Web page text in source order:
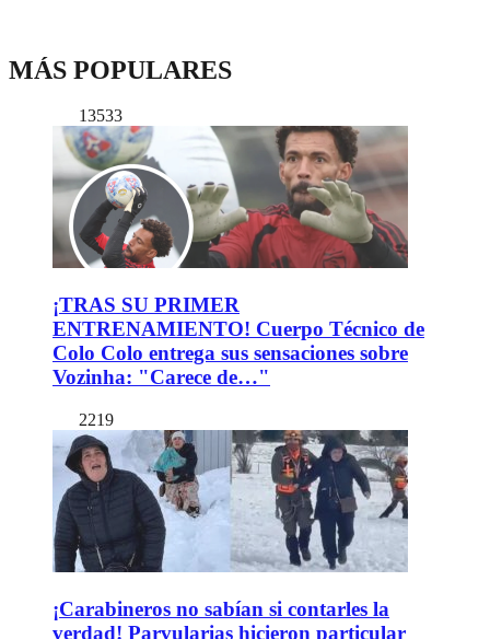
MÁS POPULARES
13533
¡TRAS SU PRIMER
ENTRENAMIENTO! Cuerpo Técnico de
Colo Colo entrega sus sensaciones sobre
Vozinha: "Carece de…"
2219
¡Carabineros no sabían si contarles la
verdad! Parvularias hicieron particular